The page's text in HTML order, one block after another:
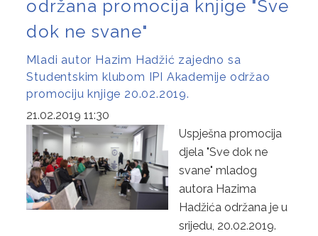
održana promocija knjige "Sve
dok ne svane"
Mladi autor Hazim Hadžić zajedno sa
Studentskim klubom IPI Akademije održao
promociju knjige 20.02.2019.
21.02.2019 11:30
Uspješna promocija
djela "Sve dok ne
svane" mladog
autora Hazima
Hadžića održana je u
srijedu, 20.02.2019.